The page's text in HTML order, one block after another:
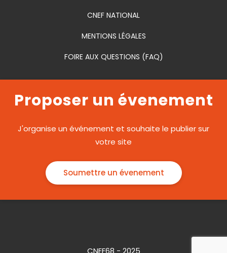
CNEF NATIONAL
MENTIONS LÉGALES
FOIRE AUX QUESTIONS (FAQ)
Proposer un évenement
J'organise un événement et souhaite le publier sur
votre site
Soumettre un évenement
CNEF68 - 2025